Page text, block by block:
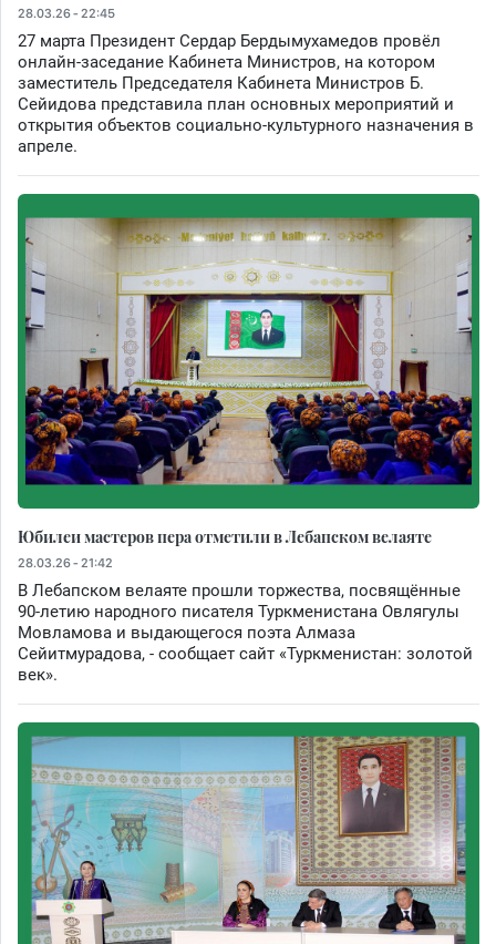
28.03.26 - 22:45
27 марта Президент Сердар Бердымухамедов провёл
онлайн-заседание Кабинета Министров, на котором
заместитель Председателя Кабинета Министров Б.
Сейидова представила план основных мероприятий и
открытия объектов социально-культурного назначения в
апреле.
Юбилеи мастеров пера отметили в Лебапском велаяте
28.03.26 - 21:42
В Лебапском велаяте прошли торжества, посвящённые
90-летию народного писателя Туркменистана Овлягулы
Мовламова и выдающегося поэта Алмаза
Сейитмурадова, - сообщает сайт «Туркменистан: золотой
век».